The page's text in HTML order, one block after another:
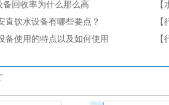
收
备回收率为什么那么高
直饮水设备有哪些要点？
备使用的特点以及如何使用